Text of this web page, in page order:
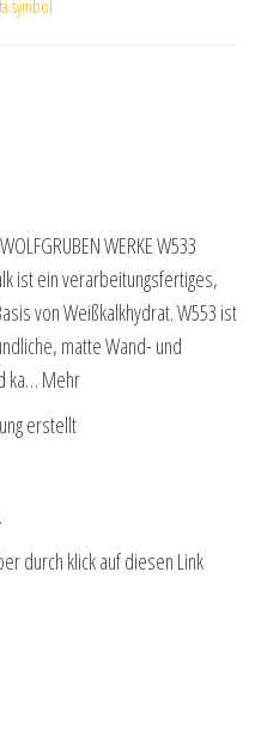
symbol
WERKE W533
ist ein verarbeitungsfertiges,
von Weißkalkhydrat. W553 ist
matte Wand- und
ka… Mehr
erstellt
durch klick auf diesen Link